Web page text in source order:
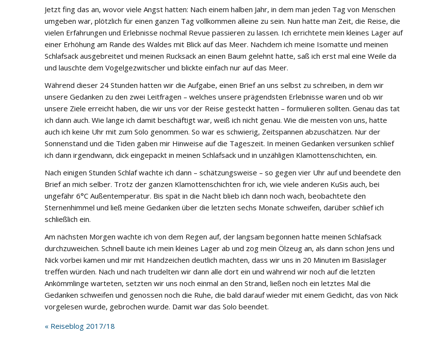
Jetzt fing das an, wovor viele Angst hatten: Nach einem halben Jahr, in dem man jeden Tag von Menschen
umgeben war, plötzlich für einen ganzen Tag vollkommen alleine zu sein. Nun hatte man Zeit, die Reise, die
vielen Erfahrungen und Erlebnisse nochmal Revue passieren zu lassen. Ich errichtete mein kleines Lager auf
einer Erhöhung am Rande des Waldes mit Blick auf das Meer. Nachdem ich meine Isomatte und meinen
Schlafsack ausgebreitet und meinen Rucksack an einen Baum gelehnt hatte, saß ich erst mal eine Weile da
und lauschte dem Vogelgezwitscher und blickte einfach nur auf das Meer.
Während dieser 24 Stunden hatten wir die Aufgabe, einen Brief an uns selbst zu schreiben, in dem wir
unsere Gedanken zu den zwei Leitfragen – welches unsere prägendsten Erlebnisse waren und ob wir
unsere Ziele erreicht haben, die wir uns vor der Reise gesteckt hatten – formulieren sollten. Genau das tat
ich dann auch. Wie lange ich damit beschäftigt war, weiß ich nicht genau. Wie die meisten von uns, hatte
auch ich keine Uhr mit zum Solo genommen. So war es schwierig, Zeitspannen abzuschätzen. Nur der
Sonnenstand und die Tiden gaben mir Hinweise auf die Tageszeit. In meinen Gedanken versunken schlief
ich dann irgendwann, dick eingepackt in meinen Schlafsack und in unzähligen Klamottenschichten, ein.
Nach einigen Stunden Schlaf wachte ich dann – schätzungsweise – so gegen vier Uhr auf und beendete den
Brief an mich selber. Trotz der ganzen Klamottenschichten fror ich, wie viele anderen KuSis auch, bei
ungefähr 6°C Außentemperatur. Bis spät in die Nacht blieb ich dann noch wach, beobachtete den
Sternenhimmel und ließ meine Gedanken über die letzten sechs Monate schweifen, darüber schlief ich
schließlich ein.
Am nächsten Morgen wachte ich von dem Regen auf, der langsam begonnen hatte meinen Schlafsack
durchzuweichen. Schnell baute ich mein kleines Lager ab und zog mein Ölzeug an, als dann schon Jens und
Nick vorbei kamen und mir mit Handzeichen deutlich machten, dass wir uns in 20 Minuten im Basislager
treffen würden. Nach und nach trudelten wir dann alle dort ein und während wir noch auf die letzten
Ankömmlinge warteten, setzten wir uns noch einmal an den Strand, ließen noch ein letztes Mal die
Gedanken schweifen und genossen noch die Ruhe, die bald darauf wieder mit einem Gedicht, das von Nick
vorgelesen wurde, gebrochen wurde. Damit war das Solo beendet.
« Reiseblog 2017/18